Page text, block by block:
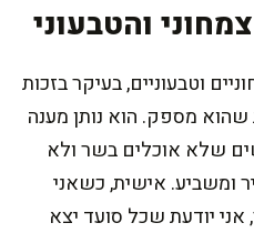
והטבעוני
וטבעוניים, בעיקר בזכות
שהוא מספק. הוא נותן מענה
שלא אוכלים בשר ולא
ומשביע. אישית, כשאני
אני יודעת שכל סועד יצא